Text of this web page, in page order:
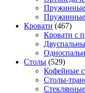
Пружинные
Пружинные
Кровати (467)
Кровати с
Столы (529)
Кофейные
Столы-